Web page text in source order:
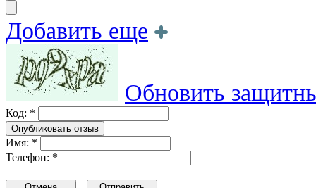
Добавить еще
Обновить
Код: *
Имя: *
Телефон: *